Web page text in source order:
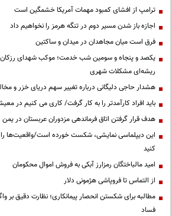
ترامپ از افشای کمبود مهمات آمریکا خشمگین است
اجازه باز شدن مسیر دوم در تنگه هرمز را نخواهیم داد
فرق است میان مجاهدان در میدان و ساکتین
یکصد و پنجاه و سومین شب خدمت؛ موکب شهدای رزکان،
ریشه‌ای مشکلات شهری
هشدار حاجی دلیگانی درباره تغییر سهم دریای خزر و
باید افراد کارآمدتر را به کار گرفت/ کاری می کنیم در
هدف قرار گرفتن اتاق‌ فرماندهی مزدوران عربستان در یمن
این دیپلماسی نمایشی، شکست خورده است/واقعیت‌ها را
کنید
امید مالباختگان رمزارز آبکی به فروش اموال محکومان
از التماس تا فروپاشی هژمونی دلار
مطالبه برای شکستن انحصار پیمانکاری؛ نظارت دقیق بر
فساد